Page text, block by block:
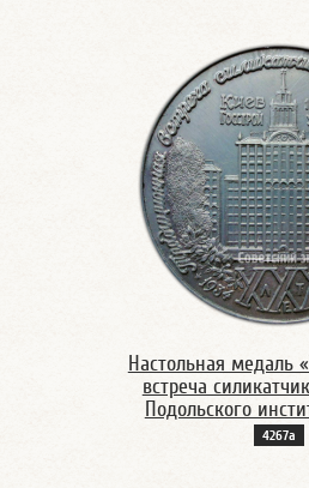
Настольная медаль
встреча
Подольского
4267а